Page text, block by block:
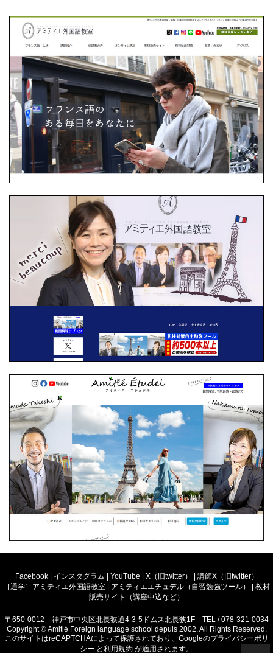
Facebook インスタグラム YouTube X（旧twitter）
講師X（旧twitter）
［通学］アミティエ外国語教室
アミティエエチュデル（自習勉強ツール）
教材
販売サイト（講座申込など）
〒650-0012 神戸市中央区北長狭通4-3-5ドムス北長狭1F TEL / 078-321-0034
Copyright © Amitié Foreign language school depuis 2002. All Rights Reserved.
このサイトはreCAPTCHAによって保護されており、Googleのプライバシーポリ
シー と利用規約 が適用されます。